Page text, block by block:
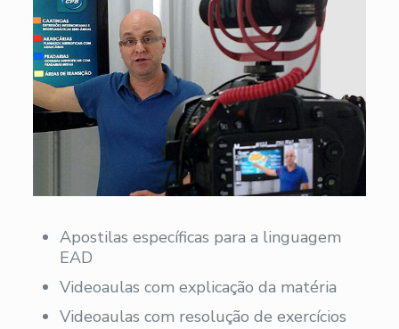
Apostilas específicas para a linguagem
EAD
Videoaulas com explicação da matéria
Videoaulas com resolução de exercícios